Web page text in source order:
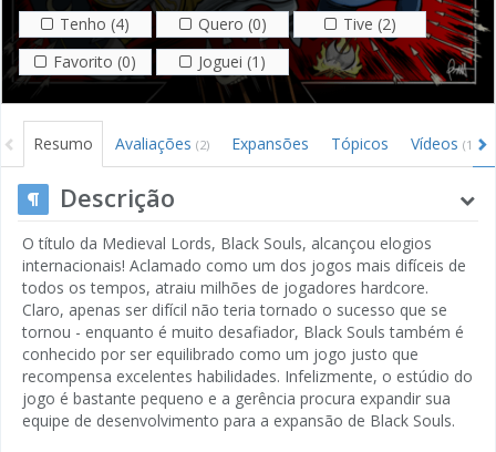
Tenho (4)
Quero (0)
Tive (2)
Favorito (0)
Joguei (1)
Resumo Avaliações (2) Expansões Tópicos Vídeos (1)
Descrição
O título da Medieval Lords, Black Souls, alcançou elogios
internacionais! Aclamado como um dos jogos mais difíceis de
todos os tempos, atraiu milhões de jogadores hardcore.
Claro, apenas ser difícil não teria tornado o sucesso que se
tornou - enquanto é muito desafiador, Black Souls também é
conhecido por ser equilibrado como um jogo justo que
recompensa excelentes habilidades. Infelizmente, o estúdio do
jogo é bastante pequeno e a gerência procura expandir sua
equipe de desenvolvimento para a expansão de Black Souls.